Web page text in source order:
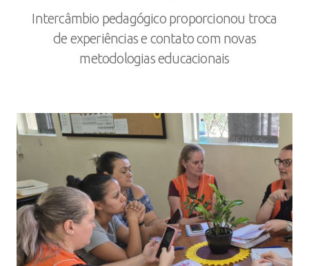
Intercâmbio pedagógico proporcionou troca
de experiências e contato com novas
metodologias educacionais